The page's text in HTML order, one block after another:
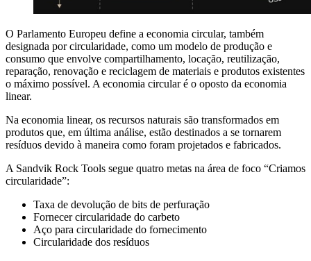
O Parlamento Europeu define a economia circular, também
designada por circularidade, como um modelo de produção e
consumo que envolve compartilhamento, locação, reutilização,
reparação, renovação e reciclagem de materiais e produtos existentes
o máximo possível. A economia circular é o oposto da economia
linear.
Na economia linear, os recursos naturais são transformados em
produtos que, em última análise, estão destinados a se tornarem
resíduos devido à maneira como foram projetados e fabricados.
A Sandvik Rock Tools segue quatro metas na área de foco “Criamos
circularidade”:
Taxa de devolução de bits de perfuração
Fornecer circularidade do carbeto
Aço para circularidade do fornecimento
Circularidade dos resíduos